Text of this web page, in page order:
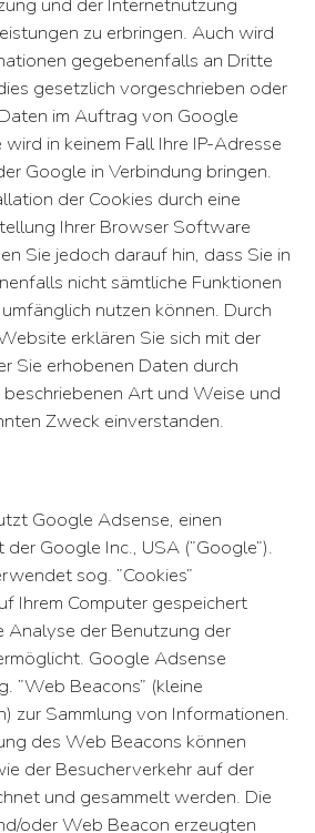
zu erbringen. Auch wird
gegebenenfalls an Dritte
gesetzlich vorgeschrieben oder
im Auftrag von Google
in keinem Fall Ihre IP-Adresse
Google in Verbindung bringen.
der Cookies durch eine
Ihrer Browser Software
Sie jedoch darauf hin, dass Sie in
nicht sämtliche Funktionen
nutzen können. Durch
erklären Sie sich mit der
Sie erhobenen Daten durch
Art und Weise und
Zweck einverstanden.
Google Adsense, einen
Google Inc., USA (”Google”).
sog. ”Cookies”
Ihrem Computer gespeichert
Analyse der Benutzung der
Google Adsense
”Web Beacons” (kleine
zur Sammlung von Informationen.
des Web Beacons können
der Besucherverkehr auf der
und gesammelt werden. Die
oder Web Beacon erzeugten